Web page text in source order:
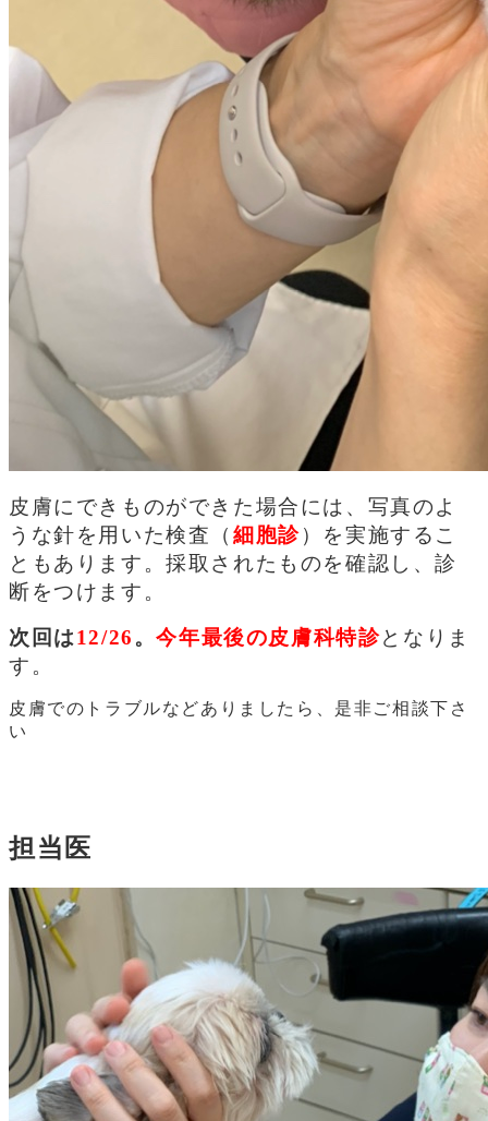
皮膚にできものができた場合には、写真のよ
うな針を用いた検査（ 細胞診）を実施するこ
ともあります。採取されたものを確認し、診
断をつけます。
次回は12/26 。今年最後の皮膚科特診となりま
す。
皮膚でのトラブルなどありましたら、是非ご相談下さ
い
担当医